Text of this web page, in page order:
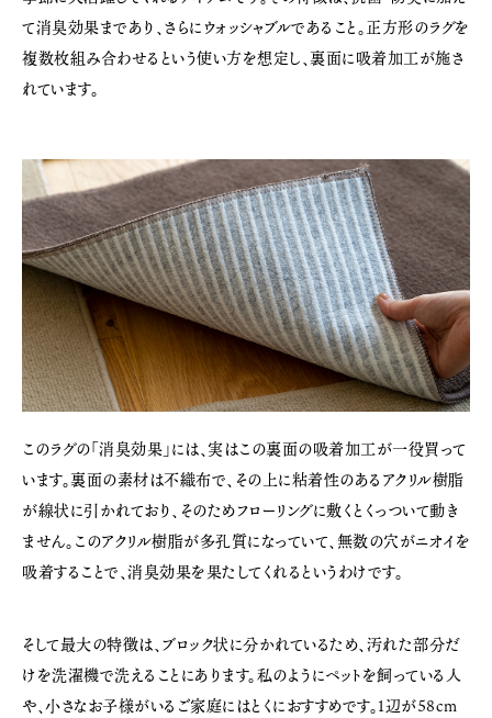
て消臭効果まであり、さらにウォッシャブルであること。正方形のラグを
複数枚組み合わせるという使い方を想定し、裏面に吸着加工が施さ
れています。
このラグの「消臭効果」には、実はこの裏面の吸着加工が一役買って
います。裏面の素材は不織布で、その上に粘着性のあるアクリル樹脂
が線状に引かれており、そのためフローリングに敷くとくっついて動き
ません。このアクリル樹脂が多孔質になっていて、無数の穴がニオイを
吸着することで、消臭効果を果たしてくれるというわけです。
そして最大の特徴は、ブロック状に分かれているため、汚れた部分だ
けを洗濯機で洗えることにあります。私のようにペットを飼っている人
や、小さなお子様がいるご家庭にはとくにおすすめです。1辺が58cm